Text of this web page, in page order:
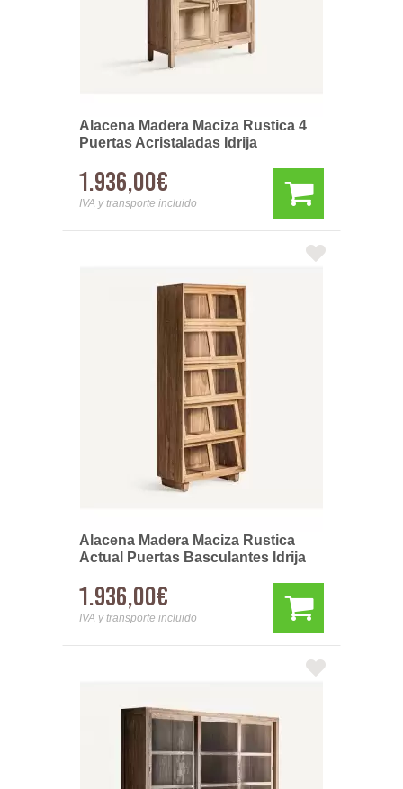
Alacena Madera Maciza Rustica 4
Puertas Acristaladas Idrija
1.936,00€
IVA y transporte incluido
Alacena Madera Maciza Rustica
Actual Puertas Basculantes Idrija
1.936,00€
IVA y transporte incluido